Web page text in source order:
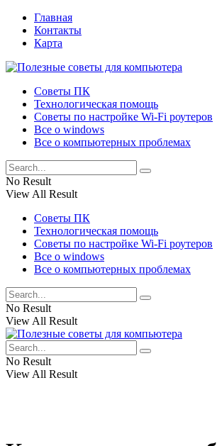
Главная
Контакты
Карта
Советы ПК
Технологическая помощь
Советы по настройке Wi-Fi роутеров
Все о windows
Все о компьютерных проблемах
No Result
View All Result
Советы ПК
Технологическая помощь
Советы по настройке Wi-Fi роутеров
Все о windows
Все о компьютерных проблемах
No Result
View All Result
No Result
View All Result